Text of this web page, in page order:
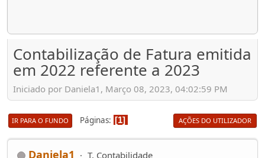
Contabilização de Fatura emitida
em 2022 referente a 2023
Iniciado por Daniela1, Março 08, 2023, 04:02:59 PM
IR PARA O FUNDO Páginas 1 AÇÕES DO UTILIZADOR
Daniela1 T. Contabilidade